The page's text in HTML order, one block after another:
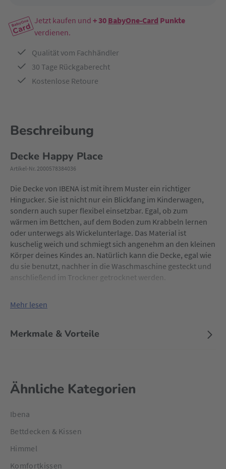
Jetzt kaufen und + 30 BabyOne-Card Punkte
verdienen.
Qualität vom Fachhändler
30 Tage Rückgaberecht
Kostenlose Retoure
Beschreibung
Decke Happy Place
Artikel-Nr. 2000578384036
Die Decke von IBENA ist mit ihrem Muster ein richtiger
Hingucker. Sie ist nicht nur ein Blickfang im Kinderwagen,
sondern auch super flexibel einsetzbar. Egal, ob zum
wärmen im Bettchen, auf dem Boden zum Krabbeln lernen
oder unterwegs als Wickelunterlage. Das Material ist
kuschelig weich und schmiegt sich angenehm an den kleinen
Körper deines Kindes an. Natürlich kann die Decke, egal wie
du sie benutzt, nachher in die Waschmaschine gesteckt und
anschließend im Trockner getrocknet werden.
Mehr lesen
Merkmale & Vorteile
Ähnliche Kategorien
Ibena
Bettdecken & Kissen
Himmel
Komfortkissen